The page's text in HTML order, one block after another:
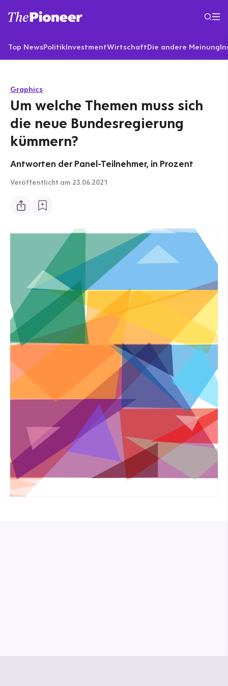
Top NewsPolitikInvestmentWirtschaftDie andere Meinung
Graphics
Um welche Themen muss sich
die neue Bundesregierung
kümmern?
Antworten der Panel-Teilnehmer, in Prozent
Veröffentlicht am 23.06.2021